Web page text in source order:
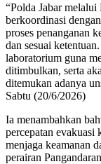
“Polda Jabar
berkoordinasi
proses penanganan
dan sesuai
laboratorium guna
ditimbulkan, serta
ditemukan adanya
Sabtu (20/6/2026)
Ia menambahkan
percepatan evakuasi
menjaga keamanan
perairan